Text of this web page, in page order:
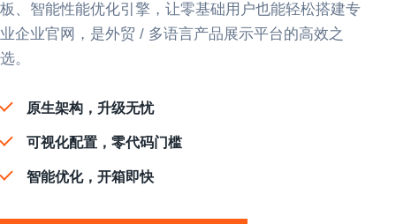
板、智能性能优化引擎，让零基础用户也能轻松搭建专
业企业官网，是外贸 / 多语言产品展示平台的高效之
选。
原生架构，升级无忧
可视化配置，零代码门槛
智能优化，开箱即快